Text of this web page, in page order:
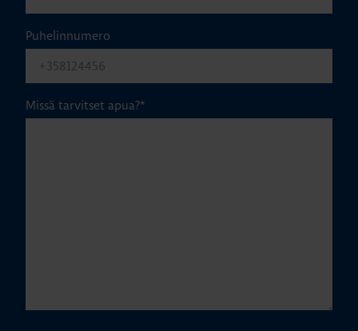
Puhelinnumero
Missä tarvitset apua?*